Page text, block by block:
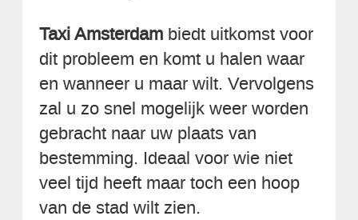
Taxi Amsterdam biedt uitkomst voor
dit probleem en komt u halen waar
en wanneer u maar wilt. Vervolgens
zal u zo snel mogelijk weer worden
gebracht naar uw plaats van
bestemming. Ideaal voor wie niet
veel tijd heeft maar toch een hoop
van de stad wilt zien.